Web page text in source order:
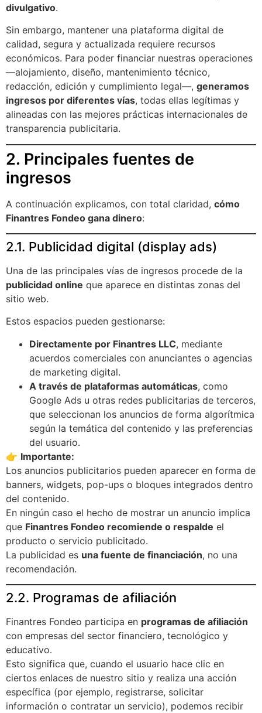
divulgativo.
Sin embargo, mantener una plataforma digital de
calidad, segura y actualizada requiere recursos
económicos. Para poder financiar nuestras operaciones
—alojamiento, diseño, mantenimiento técnico,
redacción, edición y cumplimiento legal—, generamos
ingresos por diferentes vías, todas ellas legítimas y
alineadas con las mejores prácticas internacionales de
transparencia publicitaria.
2. Principales fuentes de
ingresos
A continuación explicamos, con total claridad, cómo
Finantres Fondeo gana dinero:
2.1. Publicidad digital (display ads)
Una de las principales vías de ingresos procede de la
publicidad online que aparece en distintas zonas del
sitio web.
Estos espacios pueden gestionarse:
Directamente por Finantres LLC, mediante
acuerdos comerciales con anunciantes o agencias
de marketing digital.
A través de plataformas automáticas, como
Google Ads u otras redes publicitarias de terceros,
que seleccionan los anuncios de forma algorítmica
según la temática del contenido y las preferencias
del usuario.
👉 Importante:
Los anuncios publicitarios pueden aparecer en forma de
banners, widgets, pop-ups o bloques integrados dentro
del contenido.
En ningún caso el hecho de mostrar un anuncio implica
que Finantres Fondeo recomiende o respalde el
producto o servicio publicitado.
La publicidad es una fuente de financiación, no una
recomendación.
2.2. Programas de afiliación
Finantres Fondeo participa en programas de afiliación
con empresas del sector financiero, tecnológico y
educativo.
Esto significa que, cuando el usuario hace clic en
ciertos enlaces de nuestro sitio y realiza una acción
específica (por ejemplo, registrarse, solicitar
información o contratar un servicio), podemos recibir